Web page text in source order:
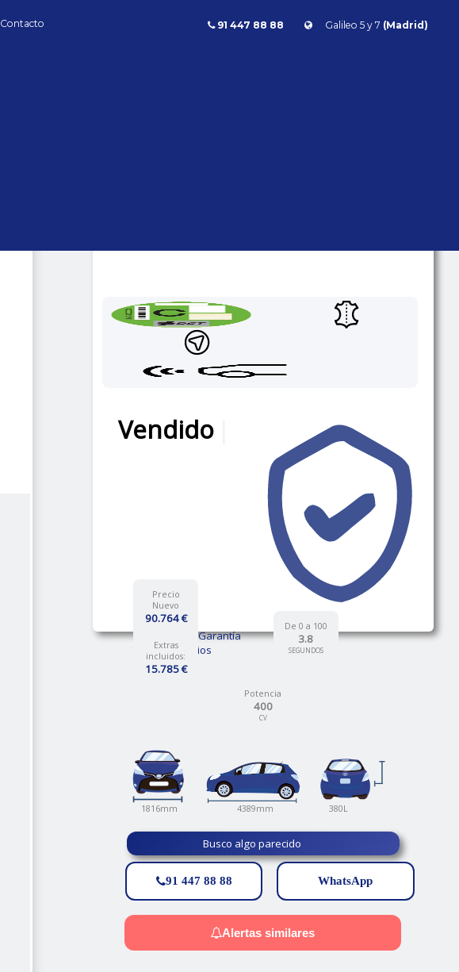
Contacto 91 447 88 88 Galileo 5 y 7 (Madrid)
Vendido
12 Meses de Garantía
Talleres propios
De 0 a 100
3.8
SEGUNDOS
Precio
Nuevo
90.764 €
Extras
incluidos:
15.785 €
Potencia
400
CV
1816mm 4389mm 380L
Busco algo parecido
91 447 88 88 WhatsApp
Alertas similares